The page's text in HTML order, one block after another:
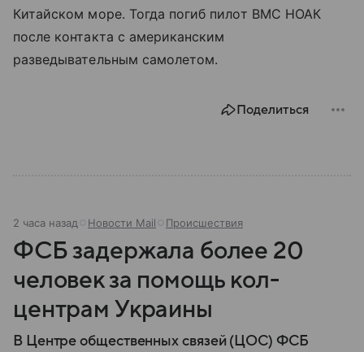
Китайском море. Тогда погиб пилот ВМС НОАК
после контакта с американским
разведывательным самолетом.
Поделиться
2 часа назад Новости Mail Происшествия
ФСБ задержала более 20
человек за помощь кол-
центрам Украины
В Центре общественных связей (ЦОС) ФСБ